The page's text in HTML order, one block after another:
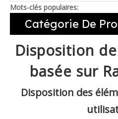
Mots-clés populaires:
Catégorie De
Disposition
basée sur
Disposition des